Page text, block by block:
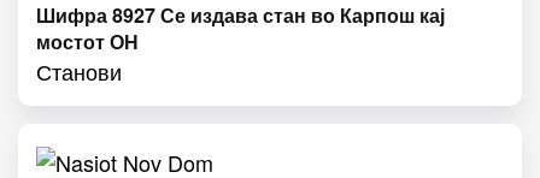
Шифра 8927 Се издава стан во Карпош кај
мостот ОН
Станови